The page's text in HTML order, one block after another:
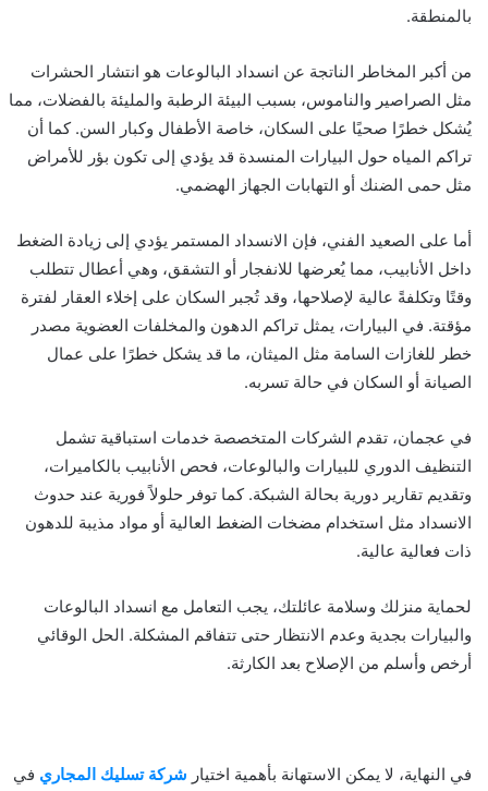
بالمنطقة.
من أكبر المخاطر الناتجة عن انسداد البالوعات هو انتشار الحشرات
مثل الصراصير والناموس، بسبب البيئة الرطبة والمليئة بالفضلات، مما
يُشكل خطرًا صحيًا على السكان، خاصة الأطفال وكبار السن. كما أن
تراكم المياه حول البيارات المنسدة قد يؤدي إلى تكون بؤر للأمراض
مثل حمى الضنك أو التهابات الجهاز الهضمي.
أما على الصعيد الفني، فإن الانسداد المستمر يؤدي إلى زيادة الضغط
داخل الأنابيب، مما يُعرضها للانفجار أو التشقق، وهي أعطال تتطلب
وقتًا وتكلفةً عالية لإصلاحها، وقد تُجبر السكان على إخلاء العقار لفترة
مؤقتة. في البيارات، يمثل تراكم الدهون والمخلفات العضوية مصدر
خطر للغازات السامة مثل الميثان، ما قد يشكل خطرًا على عمال
الصيانة أو السكان في حالة تسربه.
في عجمان، تقدم الشركات المتخصصة خدمات استباقية تشمل
التنظيف الدوري للبيارات والبالوعات، فحص الأنابيب بالكاميرات،
وتقديم تقارير دورية بحالة الشبكة. كما توفر حلولاً فورية عند حدوث
الانسداد مثل استخدام مضخات الضغط العالية أو مواد مذيبة للدهون
ذات فعالية عالية.
لحماية منزلك وسلامة عائلتك، يجب التعامل مع انسداد البالوعات
والبيارات بجدية وعدم الانتظار حتى تتفاقم المشكلة. الحل الوقائي
أرخص وأسلم من الإصلاح بعد الكارثة.
في النهاية، لا يمكن الاستهانة بأهمية اختيار شركة تسليك المجاري في